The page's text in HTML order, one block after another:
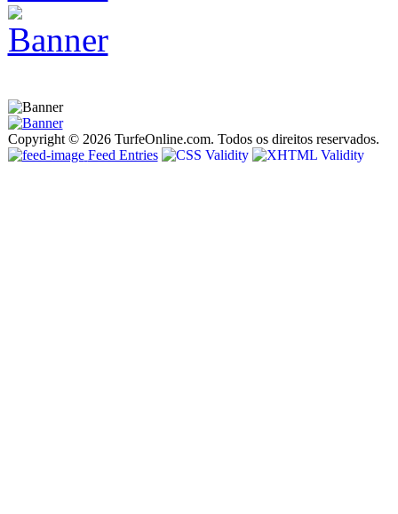
Copyright © 2026 TurfeOnline.com. Todos os direitos reservados.
Feed Entries